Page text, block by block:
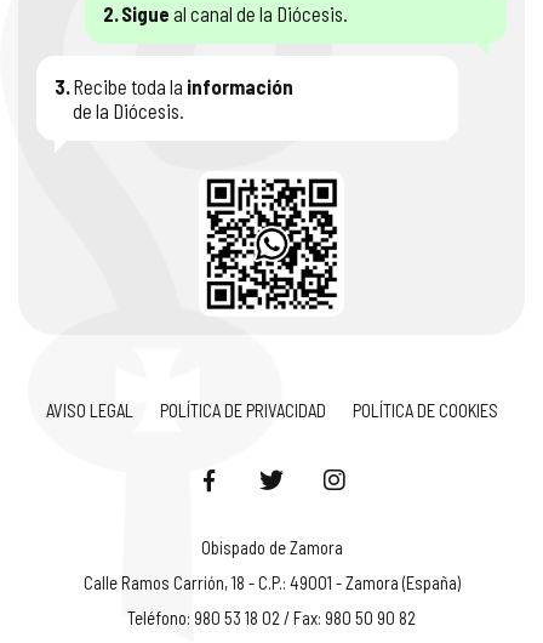
2.Sigue al canal de la Diócesis.
3.Recibe toda la información
de la Diócesis.
AVISO LEGAL POLÍTICA DE PRIVACIDAD POLÍTICA DE COOKIES
Obispado de Zamora
Calle Ramos Carrión, 18 - C.P.: 49001 - Zamora (España)
Teléfono: 980 53 18 02 / Fax: 980 50 90 82